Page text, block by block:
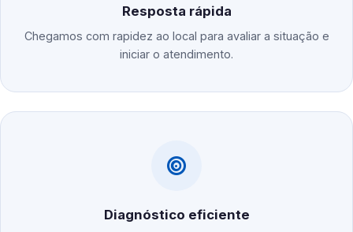
Resposta rápida
Chegamos com rapidez ao local para avaliar a situação e
iniciar o atendimento.
Diagnóstico eficiente